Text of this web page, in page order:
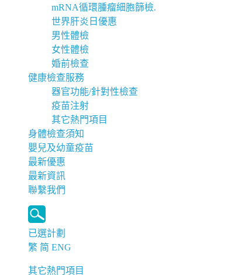
mRNA循環腫瘤細胞篩檢.
世界肝炎日優惠
男性體檢
女性體檢
婚前檢查
健康檢查服務
器官功能/針對性檢查
疫苗注射
其它熱門項目
身體檢查須知
嬰兒及幼童疫苗
最新優惠
最新資訊
聯繫我們
已選計劃
繁 简 ENG
其它熱門項目